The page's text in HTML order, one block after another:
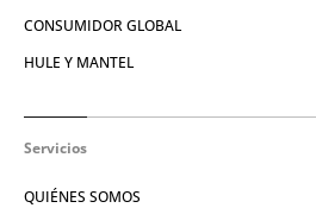
CONSUMIDOR GLOBAL
HULE Y MANTEL
Servicios
QUIÉNES SOMOS